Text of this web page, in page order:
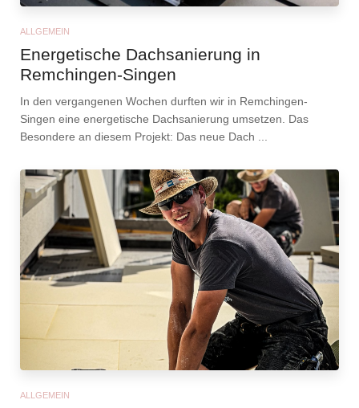
ALLGEMEIN
Energetische Dachsanierung in
Remchingen-Singen
In den vergangenen Wochen durften wir in Remchingen-
Singen eine energetische Dachsanierung umsetzen. Das
Besondere an diesem Projekt: Das neue Dach ...
ALLGEMEIN